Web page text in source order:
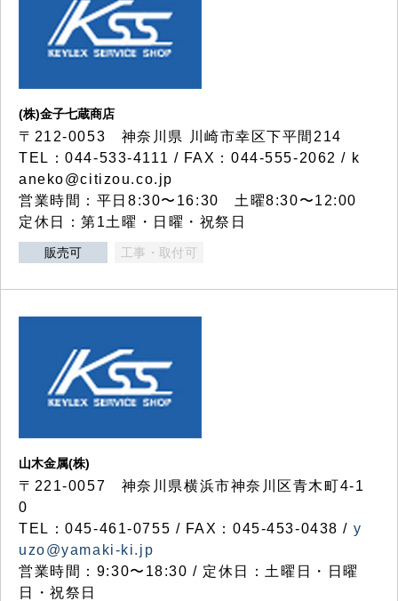
(株)金子七蔵商店
〒212-0053 神奈川県 川崎市幸区下平間214
TEL：044-533-4111 / FAX：044-555-2062 / k
aneko@citizou.co.jp
営業時間：平日8:30〜16:30 土曜8:30〜12:00
定休日：第1土曜・日曜・祝祭日
販売可 工事・取付可
山木金属(株)
〒221-0057 神奈川県横浜市神奈川区青木町4-1
0
TEL：045-461-0755 / FAX：045-453-0438 / y
uzo@yamaki-ki.jp
営業時間：9:30〜18:30 / 定休日：土曜日・日曜
日・祝祭日